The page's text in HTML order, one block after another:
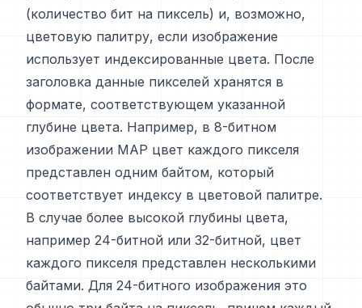
(количество бит на пиксель) и, возможно,
цветовую палитру, если изображение
использует индексированные цвета. После
заголовка данные пикселей хранятся в
формате, соответствующем указанной
глубине цвета. Например, в 8-битном
изображении MAP цвет каждого пикселя
представлен одним байтом, который
соответствует индексу в цветовой палитре.
В случае более высокой глубины цвета,
например 24-битной или 32-битной, цвет
каждого пикселя представлен несколькими
байтами. Для 24-битного изображения это